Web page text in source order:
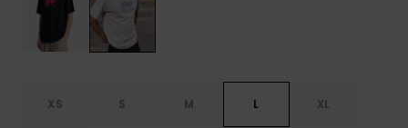
XS S M L XL